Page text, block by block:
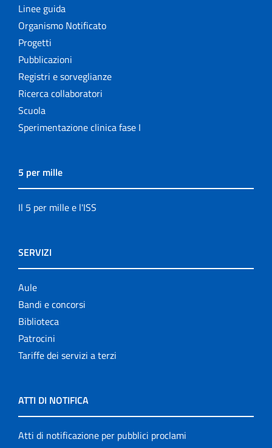
Linee guida
Organismo Notificato
Progetti
Pubblicazioni
Registri e sorveglianze
Ricerca collaboratori
Scuola
Sperimentazione clinica fase I
5 per mille
Il 5 per mille e l'ISS
SERVIZI
Aule
Bandi e concorsi
Biblioteca
Patrocini
Tariffe dei servizi a terzi
ATTI DI NOTIFICA
Atti di notificazione per pubblici proclami